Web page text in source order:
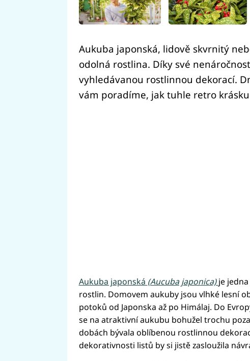
Aukuba japonská, lidově skvrnitý
odolná rostlina. Díky své
vyhledávanou rostlinnou dekorací.
vám poradíme, jak tuhle retro
Aukuba japonská (Aucuba japonica)je
rostlin. Domovem aukuby jsou vlhké lesní
potoků od Japonska až po Himálaj. Do
se na atraktivní aukubu bohužel trochu
dobách bývala oblíbenou rostlinnou
dekorativnosti listů by si jistě zasloužila